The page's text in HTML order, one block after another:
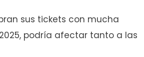
sus tickets con mucha
podría afectar tanto a las